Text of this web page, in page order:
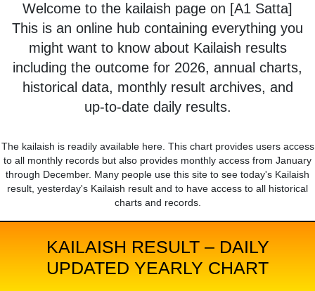
Welcome to the kailaish page on [A1 Satta]
This is an online hub containing everything you
might want to know about Kailaish results
including the outcome for 2026, annual charts,
historical data, monthly result archives, and
up-to-date daily results.
The kailaish is readily available here. This chart provides users access
to all monthly records but also provides monthly access from January
through December. Many people use this site to see today's Kailaish
result, yesterday's Kailaish result and to have access to all historical
charts and records.
KAILAISH RESULT – DAILY
UPDATED YEARLY CHART